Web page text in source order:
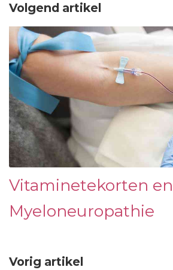
Volgend artikel
Vitaminetekorten en
Myeloneuropathie
Vorig artikel